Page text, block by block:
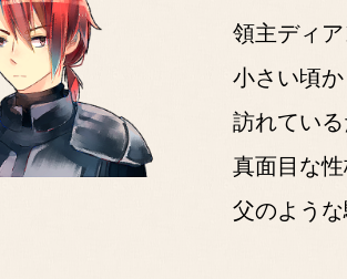
領主ディ
小さい頃
訪れてい
真面目な
父のよう